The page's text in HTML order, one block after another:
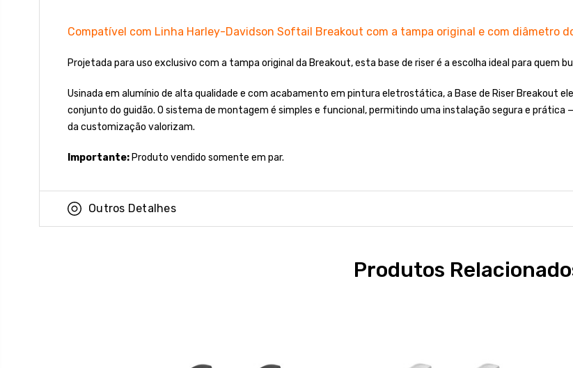
Compatível com Linha Harley-Davidson Softail Breakout com a tampa original e com diâmetro
Projetada para uso exclusivo com a tampa original da Breakout, esta base de riser é a escolha ideal para quem
Usinada em alumínio de alta qualidade e com acabamento em pintura eletrostática, a Base de Riser Breakout
conjunto do guidão. O sistema de montagem é simples e funcional, permitindo uma instalação segura e
da customização valorizam.
Importante: Produto vendido somente em par.
Outros Detalhes
Produtos